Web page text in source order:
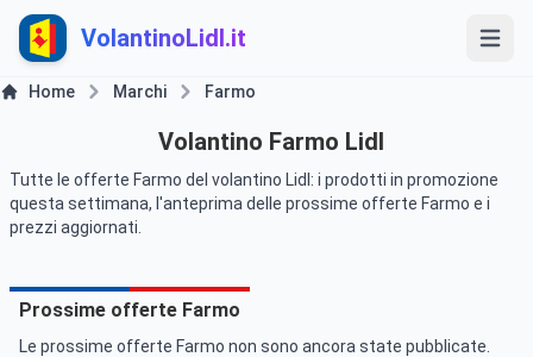
VolantinoLidl.it
Home Marchi Farmo
Volantino Farmo Lidl
Tutte le offerte Farmo del volantino Lidl: i prodotti in promozione
questa settimana, l'anteprima delle prossime offerte Farmo e i
prezzi aggiornati.
Prossime offerte Farmo
Le prossime offerte Farmo non sono ancora state pubblicate.